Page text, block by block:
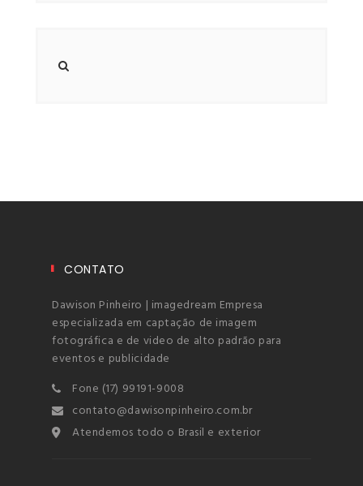
CONTATO
Dawison Pinheiro | imagedream Empresa
especializada em captação de imagem
fotográfica e de video de alto padrão para
eventos e publicidade
Fone (17) 99191-9008
contato@dawisonpinheiro.com.br
Atendemos todo o Brasil e exterior